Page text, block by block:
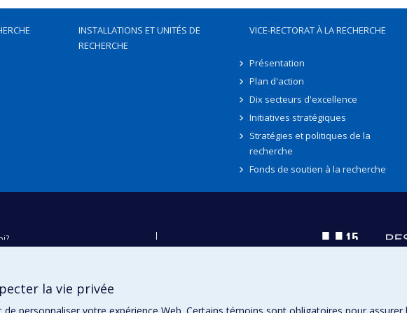
INSTALLATIONS ET UNITÉS DE
RECHERCHE
VICE-RECTORAT À LA RECHERCHE
Présentation
Plan d'action
Dix secteurs d'excellence
Initiatives stratégiques
Stratégies et politiques de la
recherche
Fonds de soutien à la recherche
la vie privée
de personnaliser votre expérience Web. Certains témoins sont obligatoires pour